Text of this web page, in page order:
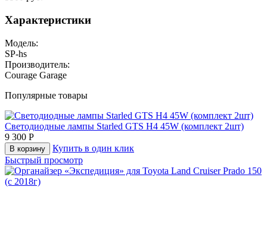
Характеристики
Модель:
SP-hs
Производитель:
Courage Garage
Популярные товары
Светодиодные лампы Starled GTS H4 45W (комплект 2шт)
9 300 Р
В корзину
Купить в один клик
Быстрый просмотр